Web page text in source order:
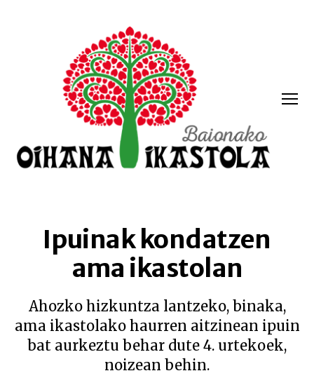
Ipuinak kondatzen
ama ikastolan
Ahozko hizkuntza lantzeko, binaka,
ama ikastolako haurren aitzinean ipuin
bat aurkeztu behar dute 4. urtekoek,
noizean behin.